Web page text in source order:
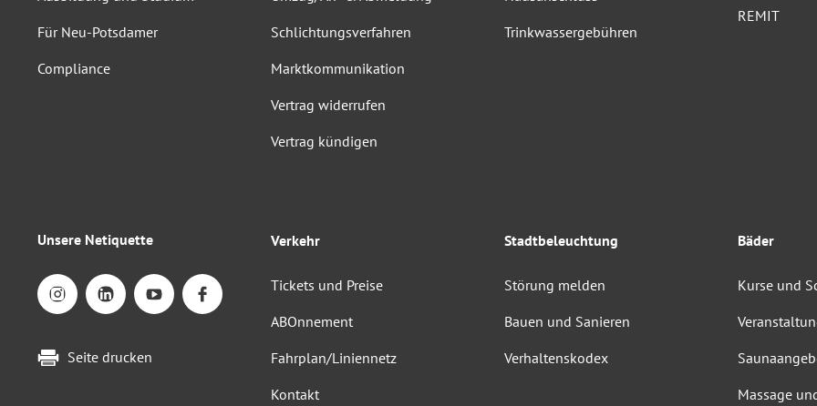
Für Neu-Potsdamer
Compliance
Schlichtungsverfahren
Marktkommunikation
Vertrag widerrufen
Vertrag kündigen
Trinkwassergebühren
Verkehr
Tickets und Preise
ABOnnement
Fahrplan/Liniennetz
Kontakt
Bäder
Kurse und
Massage
Stadtbeleuchtung
Störung melden
Bauen und Sanieren
Verhaltenskodex
REMIT
Unsere Netiquette
Seite drucken